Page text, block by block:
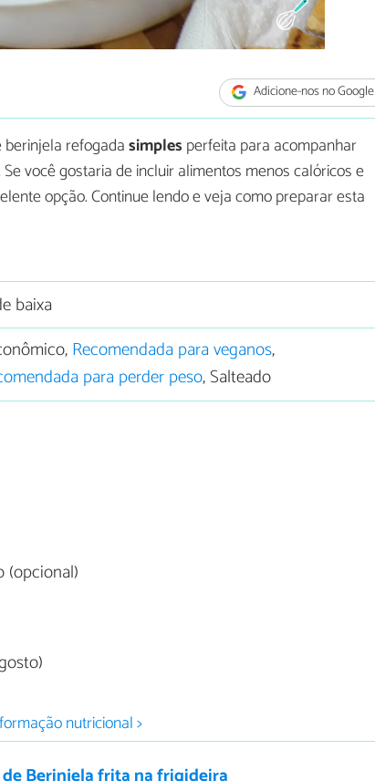
Adicione-nos no Google
refogadasimples perfeita para acompanhar
Se você gostaria de incluir alimentos menos calóricos e
opção. Continue lendo e veja como preparar esta
baixa
Recomendada para veganos,
para perder peso, Salteado
(opcional)
nutricional >